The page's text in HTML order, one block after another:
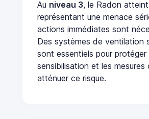
Au niveau 3, le Radon
représentant une menace
actions immédiates sont
Des systèmes de ventilation
sont essentiels pour
sensibilisation et les
atténuer ce risque.